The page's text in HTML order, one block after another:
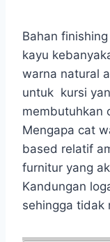
Bahan
kayu
warna natural
untuk kursi
membutuhkan
Mengapa cat
based relatif
furnitur yang
Kandungan
sehingga tidak